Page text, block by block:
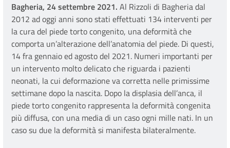
Bagheria, 24 settembre 2021. Al Rizzoli di Bagheria dal
2012 ad oggi anni sono stati effettuati 134 interventi per
la cura del piede torto congenito, una deformità che
comporta un’alterazione dell’anatomia del piede. Di questi,
14 fra gennaio ed agosto del 2021. Numeri importanti per
un intervento molto delicato che riguarda i pazienti
neonati, la cui deformazione va corretta nelle primissime
settimane dopo la nascita. Dopo la displasia dell’anca, il
piede torto congenito rappresenta la deformità congenita
più diffusa, con una media di un caso ogni mille nati. In un
caso su due la deformità si manifesta bilateralmente.